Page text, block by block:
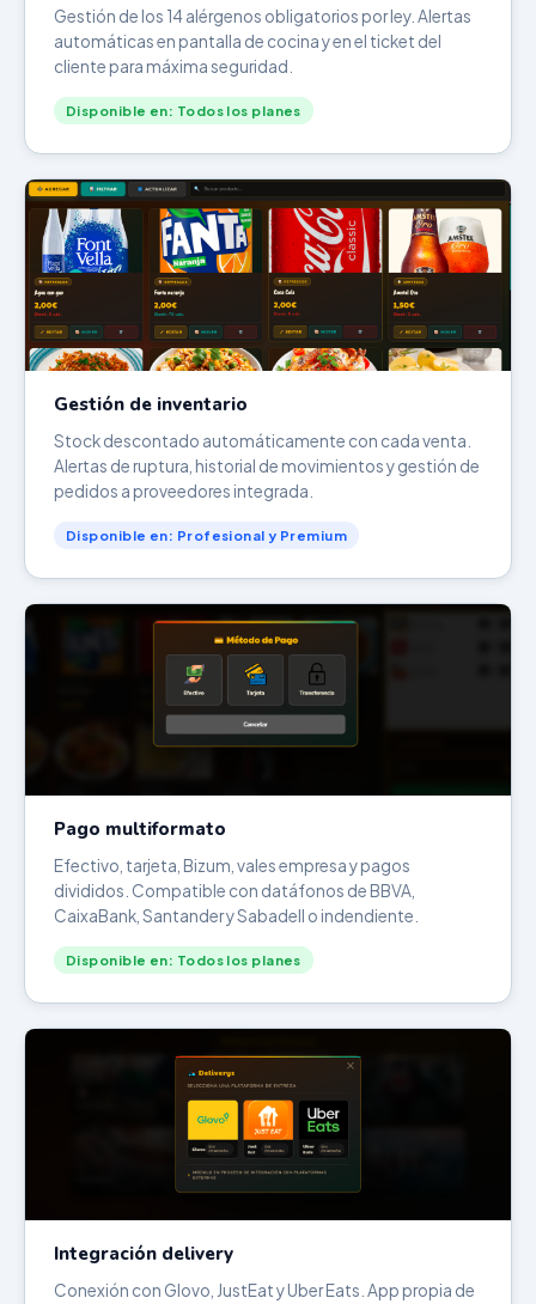
Gestión de los 14 alérgenos obligatorios por ley. Alertas
automáticas en pantalla de cocina y en el ticket del
cliente para máxima seguridad.
Disponible en: Todos los planes
Gestión de inventario
Stock descontado automáticamente con cada venta.
Alertas de ruptura, historial de movimientos y gestión de
pedidos a proveedores integrada.
Disponible en: Profesional y Premium
Pago multiformato
Efectivo, tarjeta, Bizum, vales empresa y pagos
divididos. Compatible con datáfonos de BBVA,
CaixaBank, Santander y Sabadell o indendiente.
Disponible en: Todos los planes
Integración delivery
Conexión con Glovo, JustEat y Uber Eats. App propia de